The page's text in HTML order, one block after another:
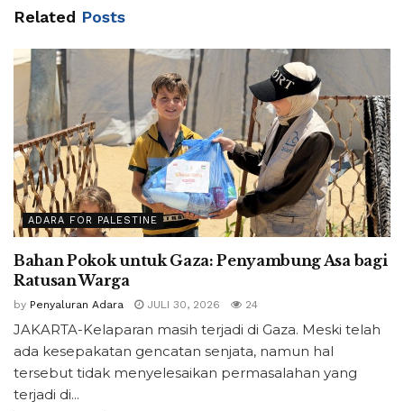
Related Posts
ADARA FOR PALESTINE
Bahan Pokok untuk Gaza: Penyambung Asa bagi
Ratusan Warga
by Penyaluran Adara JULI 30, 2026 24
JAKARTA-Kelaparan masih terjadi di Gaza. Meski telah
ada kesepakatan gencatan senjata, namun hal
tersebut tidak menyelesaikan permasalahan yang
terjadi di...